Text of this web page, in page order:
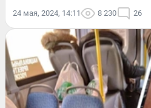
24 мая, 2024, 14:11 8 230 26